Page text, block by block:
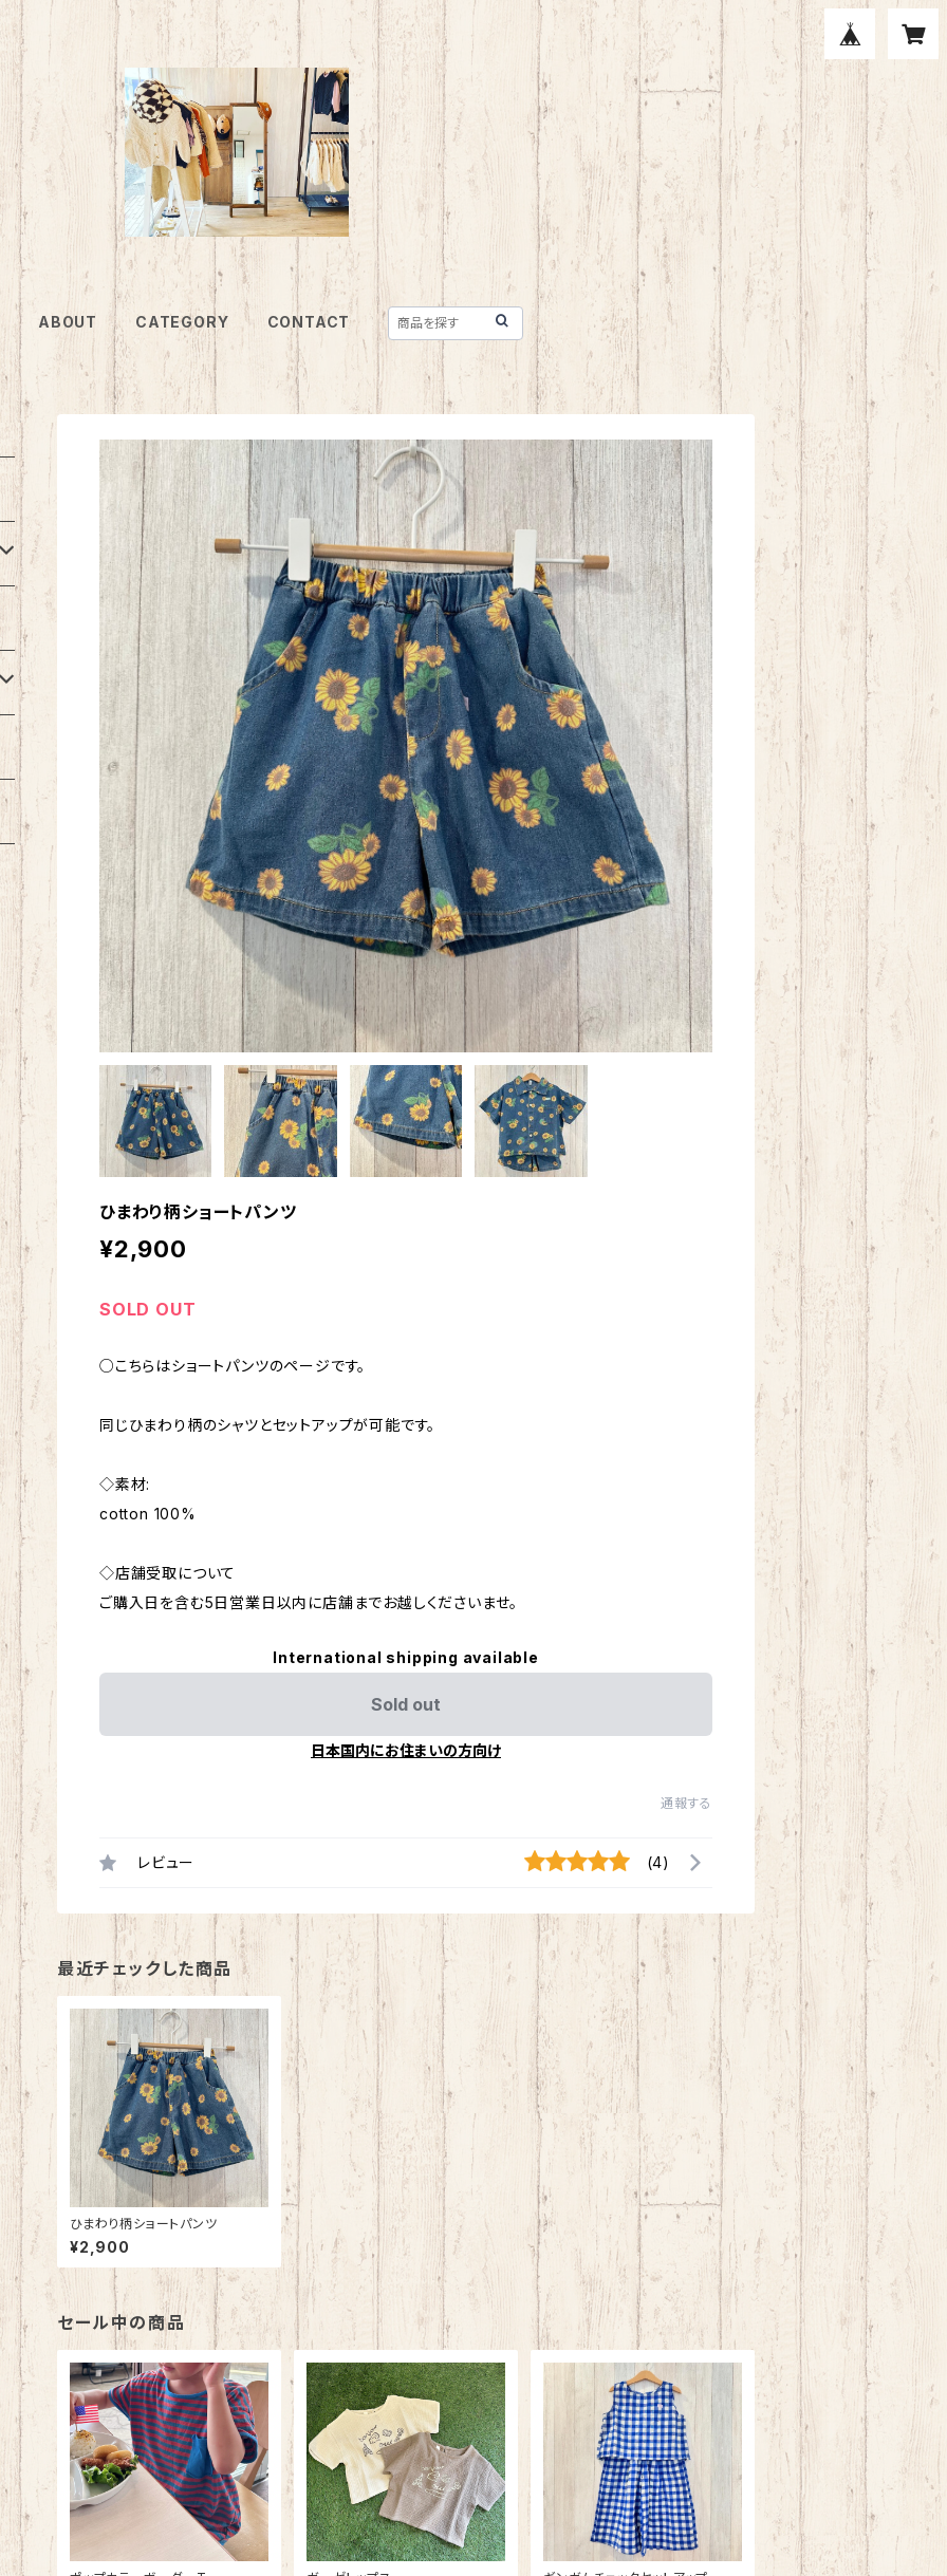
ABOUT CATEGORY CONTACT
ひまわり柄ショートパンツ
¥2,900
SOLD OUT
○こちらはショートパンツのページです。
同じひまわり柄のシャツとセットアップが可能です。
◇素材:
cotton 100%
◇店舗受取について
ご購入日を含む5日営業日以内に店舗までお越しくださいませ。
International shipping available
Sold out
日本国内にお住まいの方向け
通報する
レビュー (4)
最近チェックした商品
ひまわり柄ショートパンツ
¥2,900
セール中の商品